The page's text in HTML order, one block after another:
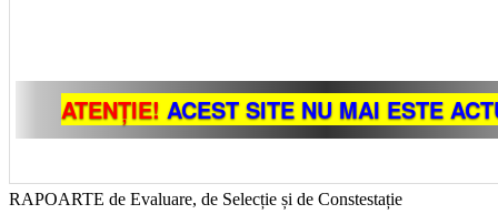
RAPOARTE de Evaluare, de Selecție și de Constestație